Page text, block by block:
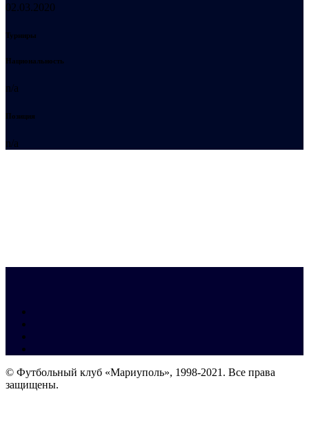
02.03.2020
Турниры
Национальность
n/a
Позиция
n/a
© Футбольный клуб «Мариуполь», 1998-2021. Все права
защищены.